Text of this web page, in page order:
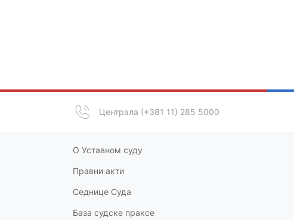
Централа (+381 11) 285 5000
О Уставном суду
Правни акти
Седнице Суда
База судске праксе